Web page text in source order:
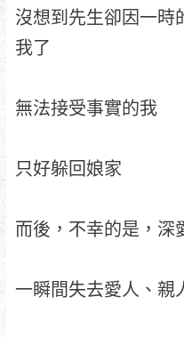
沒想到先生卻因一時
我了
無法接受事實的我
只好躲回娘家
而後，不幸的是，深
一瞬間失去愛人、親